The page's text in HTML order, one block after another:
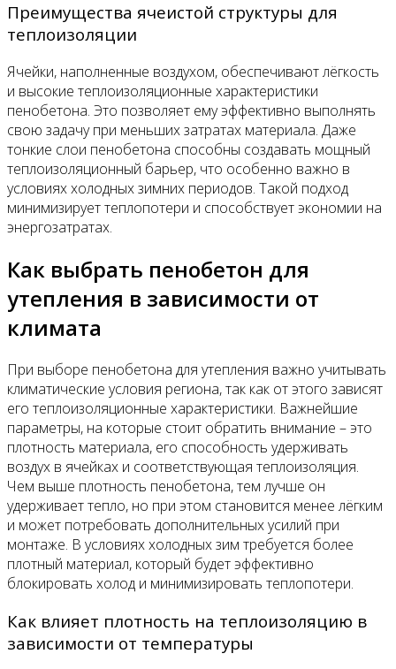
Преимущества ячеистой структуры для
теплоизоляции
Ячейки, наполненные воздухом, обеспечивают лёгкость
и высокие теплоизоляционные характеристики
пенобетона. Это позволяет ему эффективно выполнять
свою задачу при меньших затратах материала. Даже
тонкие слои пенобетона способны создавать мощный
теплоизоляционный барьер, что особенно важно в
условиях холодных зимних периодов. Такой подход
минимизирует теплопотери и способствует экономии на
энергозатратах.
Как выбрать пенобетон для
утепления в зависимости от
климата
При выборе пенобетона для утепления важно учитывать
климатические условия региона, так как от этого зависят
его теплоизоляционные характеристики. Важнейшие
параметры, на которые стоит обратить внимание – это
плотность материала, его способность удерживать
воздух в ячейках и соответствующая теплоизоляция.
Чем выше плотность пенобетона, тем лучше он
удерживает тепло, но при этом становится менее лёгким
и может потребовать дополнительных усилий при
монтаже. В условиях холодных зим требуется более
плотный материал, который будет эффективно
блокировать холод и минимизировать теплопотери.
Как влияет плотность на теплоизоляцию в
зависимости от температуры